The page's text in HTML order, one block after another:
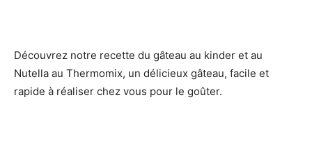
Découvrez notre recette du gâteau au kinder et au
Nutella au Thermomix, un délicieux gâteau, facile et
rapide à réaliser chez vous pour le goûter.